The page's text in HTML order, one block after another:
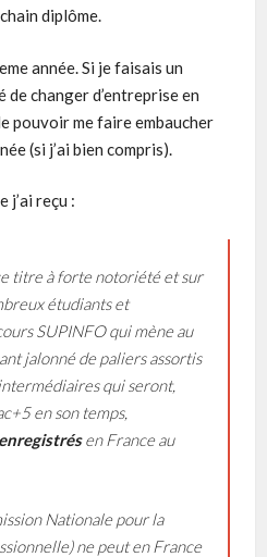
diplôme.
année. Si je faisais un
changer d’entreprise en
pouvoir me faire embaucher
(si j’ai bien compris).
j’ai reçu :
titre à forte notoriété et sur
étudiants et
SUPINFO qui mène au
jalonné de paliers assortis
qui seront,
en son temps,
en France au
Nationale pour la
ne peut en France